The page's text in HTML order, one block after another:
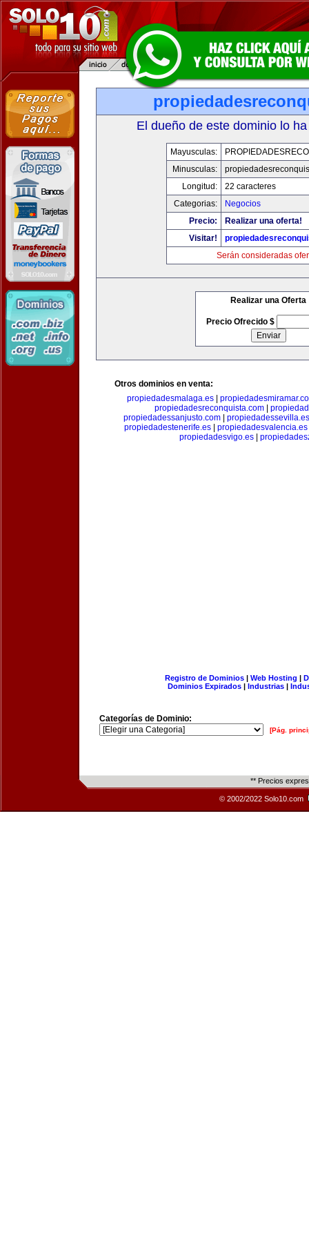
El dueño de este dominio lo
Mayusculas:
Minusculas:
Longitud:
22 caracteres
Categorias:
Negocios
Precio:
Realizar una oferta!
Visitar!
Serán consideradas
Realizar una Oferta
Precio Ofrecido $
Otros dominios en venta:
propiedadesmalaga.es|
propiedadesreconquista.com
propiedadessanjusto.com| propiedadessevilla.es
propiedadestenerife.es| propiedadesvalencia.es
propiedadesvigo.es|
Registro de Dominios| Web Hosting |
Dominios Expirados | Industrias |
Categorías de Dominio:
[Pág.
** Precios
© 2002/2022 Solo10.com